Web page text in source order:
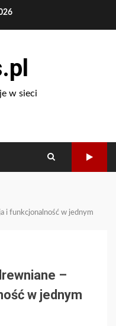
w sieci
i funkcjonalność w jednym
–
w jednym